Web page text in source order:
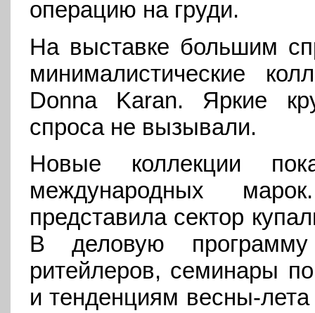
операцию на груди.
На выставке большим
минималистические
Donna Karan. Яркие
спроса не вызывали.
Новые коллекции
международных
представила сектор
В деловую
ритейлеров, семинары
и тенденциям весны-